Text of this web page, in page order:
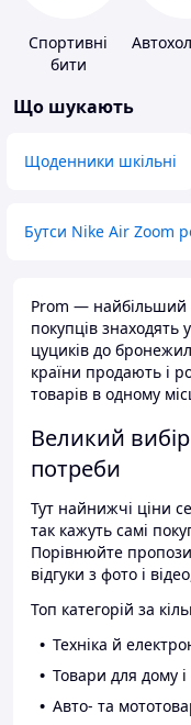
Спортивні
бити
Що шукають
Щоденники шкільні
Бутси Nike Air Zoom
Prom — найбільший
покупців знаходять
цуциків до
країни продають і
товарів в одному
Великий
потреби
Тут найнижчі ціни
так кажуть самі
Порівнюйте
відгуки з фото і
Топ категорій за
Техніка й
Товари для дому і
Авто- та